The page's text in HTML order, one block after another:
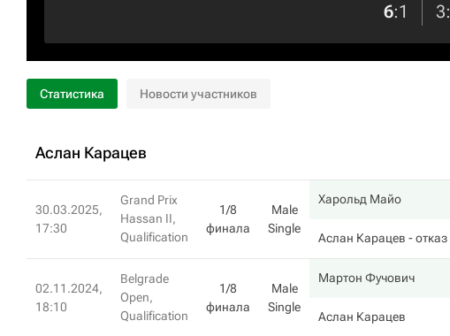
6:1 3:
Статистика Новости участников
Аслан Карацев
30.03.2025,
17:30
Grand Prix
Hassan II,
Qualification
1/8
финала
Male
Single
Харольд Майо
Аслан Карацев - отказ
02.11.2024,
18:10
Belgrade
Open,
Qualification
1/8
финала
Male
Single
Мартон Фучович
Аслан Карацев